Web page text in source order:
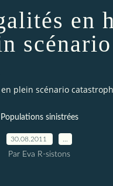
en
plein scénario
Populations sinistrées
30.08.2011
Par Eva R-sistons